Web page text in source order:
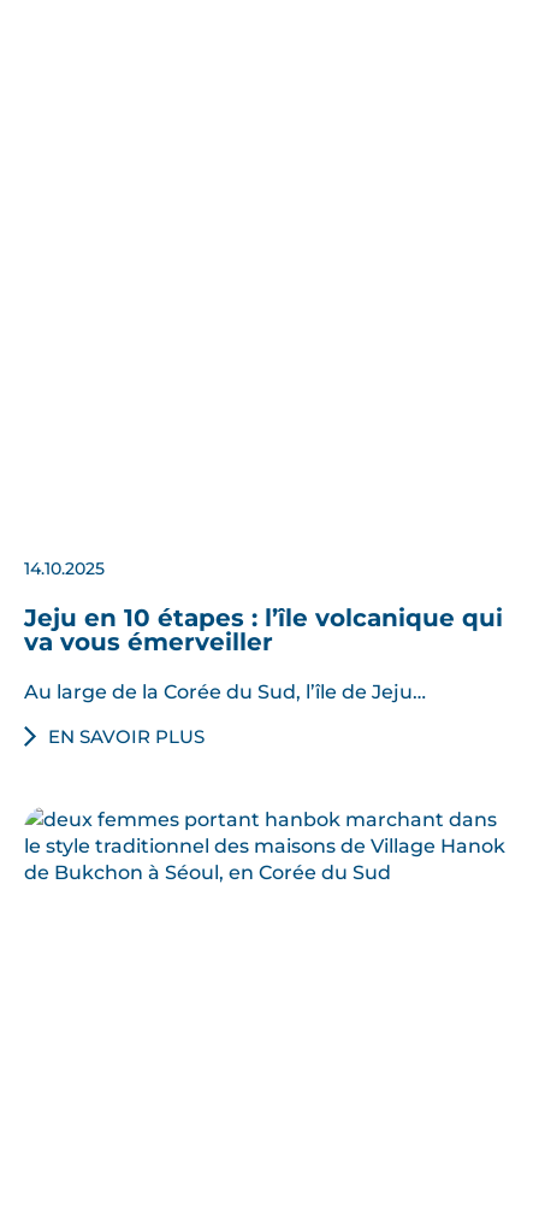
14.10.2025
Jeju en 10 étapes : l’île volcanique qui
va vous émerveiller
Au large de la Corée du Sud, l’île de Jeju…
EN SAVOIR PLUS